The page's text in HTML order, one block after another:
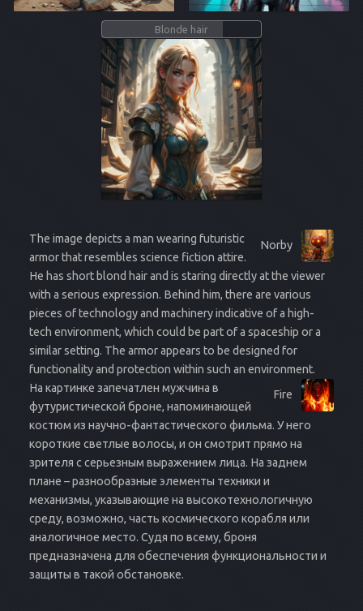
Blonde hair
Norby
The image depicts a man wearing futuristic
armor that resembles science fiction attire.
He has short blond hair and is staring directly at the viewer
with a serious expression. Behind him, there are various
pieces of technology and machinery indicative of a high-
tech environment, which could be part of a spaceship or a
similar setting. The armor appears to be designed for
functionality and protection within such an environment.
Fire
На картинке запечатлен мужчина в
футуристической броне, напоминающей
костюм из научно-фантастического фильма. У него
короткие светлые волосы, и он смотрит прямо на
зрителя с серьезным выражением лица. На заднем
плане – разнообразные элементы техники и
механизмы, указывающие на высокотехнологичную
среду, возможно, часть космического корабля или
аналогичное место. Судя по всему, броня
предназначена для обеспечения функциональности и
защиты в такой обстановке.